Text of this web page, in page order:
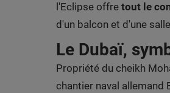
l'Eclipse offre tout le
d'un balcon et d'une
Le Dubaï,
Propriété du cheikh
chantier naval allemand